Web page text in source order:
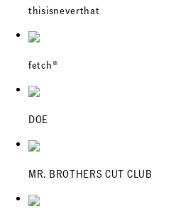
thisisneverthat
fetch®︎
DOE
MR. BROTHERS CUT CLUB